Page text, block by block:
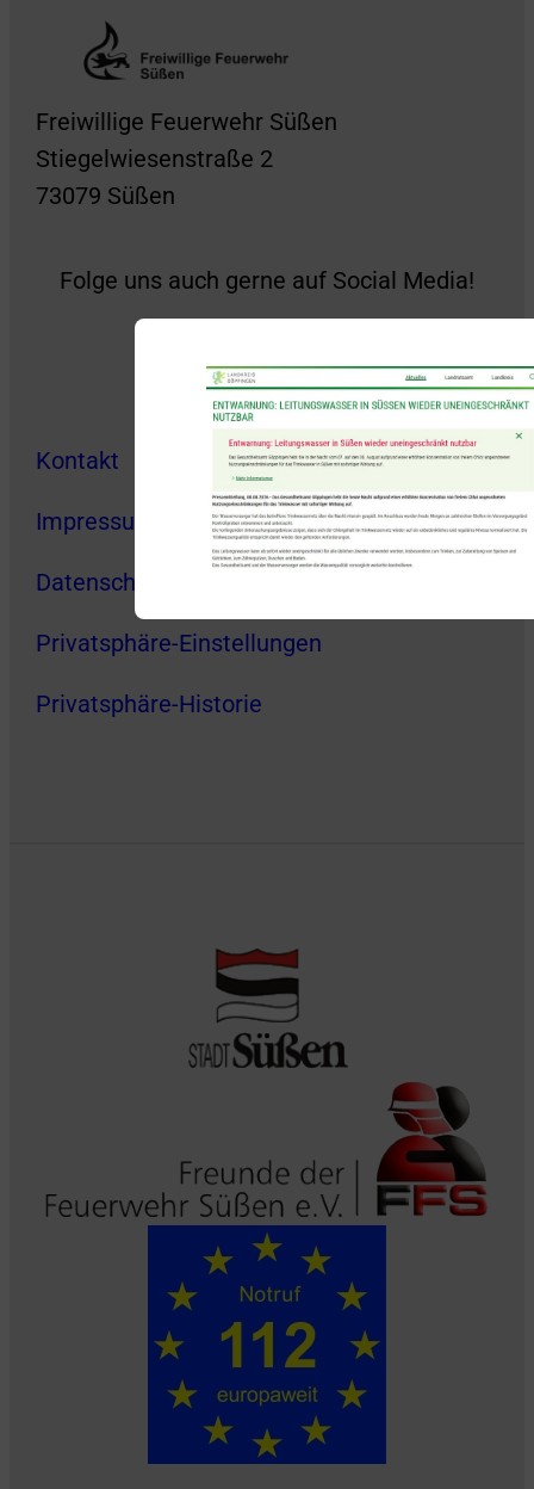
Freiwillige Feuerwehr Süßen
Stiegelwiesenstraße 2
73079 Süßen
Folge uns auch gerne auf Social Media!
Kontakt
Impressum
Datenschutz
Privatsphäre-Einstellungen
Privatsphäre-Historie